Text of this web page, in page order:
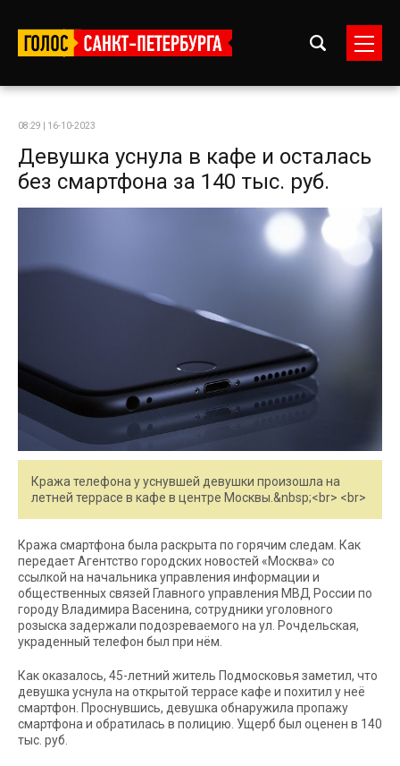
08:29 | 16-10-2023
Девушка уснула в кафе и осталась
без смартфона за 140 тыс. руб.
Кража телефона у уснувшей девушки произошла на
летней террасе в кафе в центре Москвы.&nbsp;<br> <br>
Кража смартфона была раскрыта по горячим следам. Как
передает Агентство городских новостей «Москва» со
ссылкой на начальника управления информации и
общественных связей Главного управления МВД России по
городу Владимира Васенина, сотрудники уголовного
розыска задержали подозреваемого на ул. Рочдельская,
украденный телефон был при нём.
Как оказалось, 45-летний житель Подмосковья заметил, что
девушка уснула на открытой террасе кафе и похитил у неё
смартфон. Проснувшись, девушка обнаружила пропажу
смартфона и обратилась в полицию. Ущерб был оценен в 140
тыс. руб.